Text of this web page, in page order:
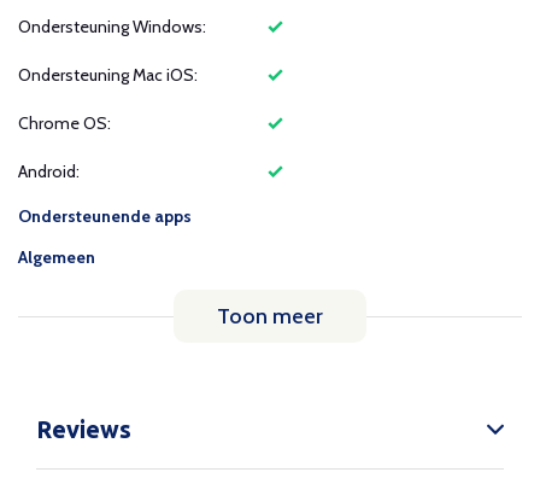
Ondersteuning Windows:
Ondersteuning Mac iOS:
Chrome OS:
Android:
Ondersteunende apps
Algemeen
Toon meer
Reviews